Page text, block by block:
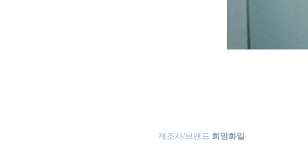
제조사/브렌드 희망화일